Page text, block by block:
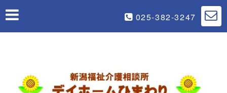
025-382-3247